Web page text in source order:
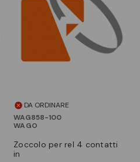
DA ORDINARE
WAG858-100
WAGO
zoccolo per rel 4 contatti
in